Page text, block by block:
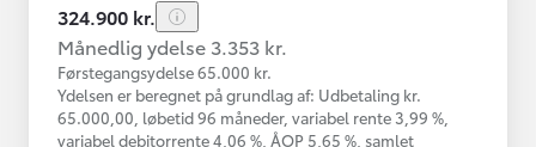
324.900 kr.
Månedlig ydelse 3.353 kr.
Førstegangsydelse 65.000 kr.
Ydelsen er beregnet på grundlag af: Udbetaling kr.
65.000,00, løbetid 96 måneder, variabel rente 3,99 %,
variabel debitorrente 4,06 %, ÅOP 5,65 %, samlet